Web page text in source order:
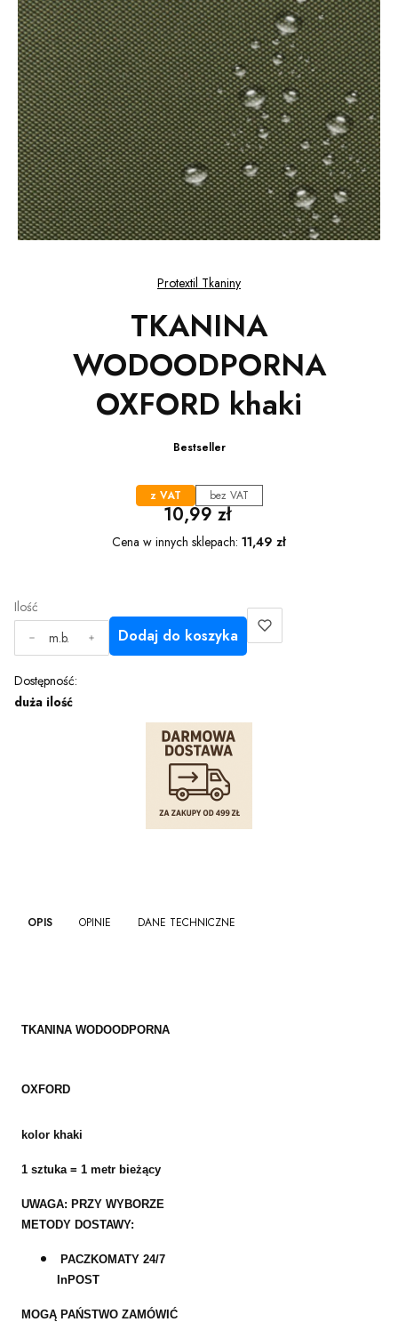
Protextil Tkaniny
TKANINA
WODOODPORNA
OXFORD khaki
Bestseller
z VAT bez VAT
Cena
10,99 zł
Cena w innych sklepach: 11,49 zł
Ilość
m.b.
Dodaj do koszyka
Dostępność:
duża ilość
OPIS OPINIE DANE TECHNICZNE
TKANINA WODOODPORNA
OXFORD
kolor khaki
1 sztuka = 1 metr bieżący
UWAGA: PRZY WYBORZE
METODY DOSTAWY:
PACZKOMATY 24/7
InPOST
MOGĄ PAŃSTWO ZAMÓWIĆ